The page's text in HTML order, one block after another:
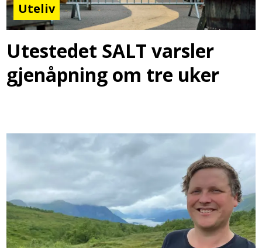
Uteliv
Utestedet SALT varsler
gjenåpning om tre uker